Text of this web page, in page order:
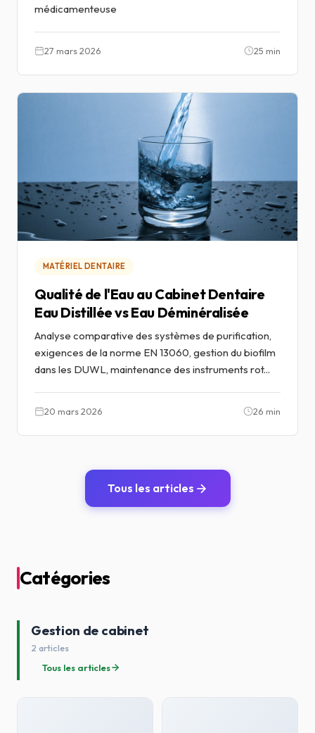
médicamenteuse
27 mars 2026 25 min
MATÉRIEL DENTAIRE
Qualité de l'Eau au Cabinet Dentaire
Eau Distillée vs Eau Déminéralisée
Analyse comparative des systèmes de purification,
exigences de la norme EN 13060, gestion du biofilm
dans les DUWL, maintenance des instruments rot...
20 mars 2026 26 min
Tous les articles
Catégories
Gestion de cabinet
2 articles
Tous les articles